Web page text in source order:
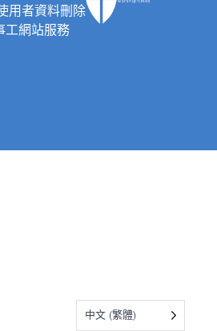
用者資料刪除
工網站服務
中文 (繁體)